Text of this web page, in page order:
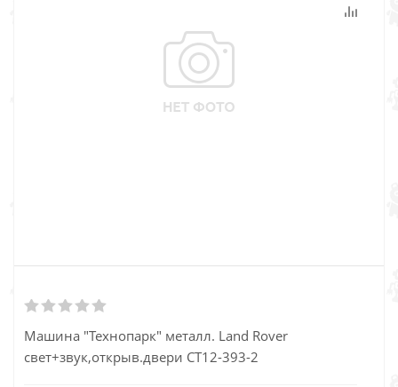
Машина "Технопарк" металл. Land Rover
свет+звук,открыв.двери СТ12-393-2